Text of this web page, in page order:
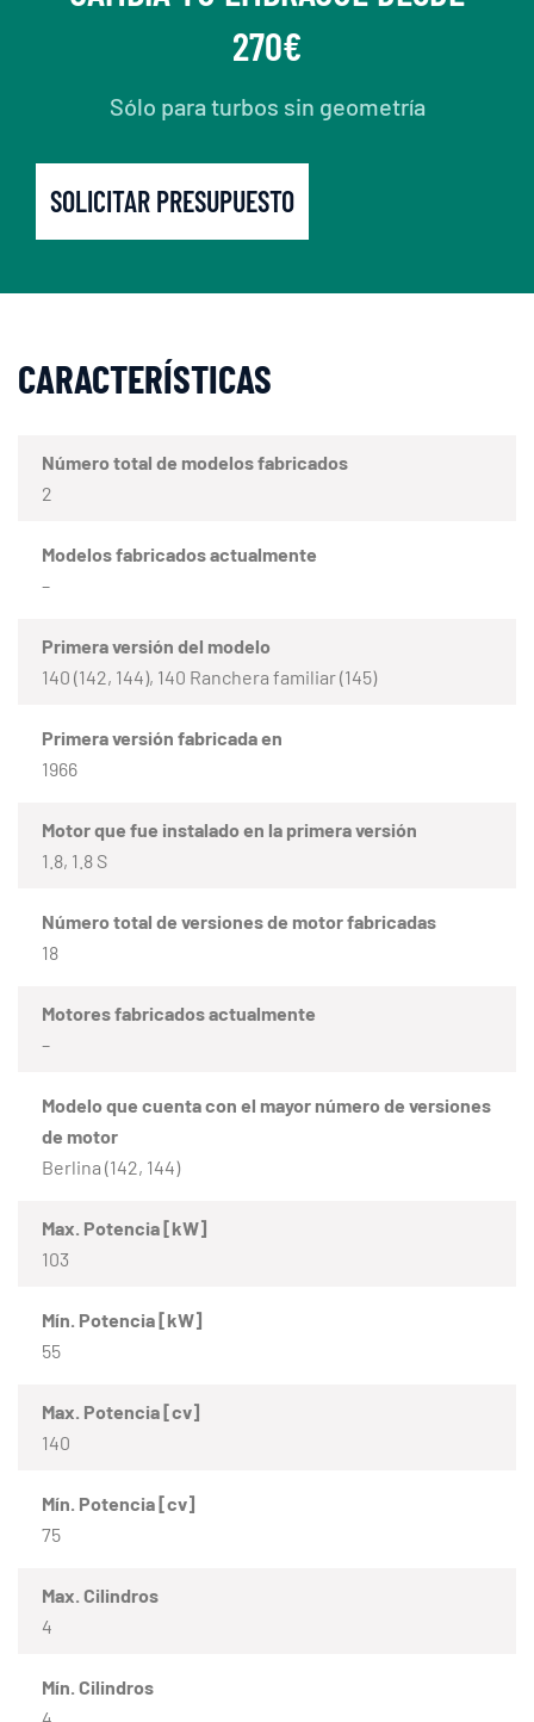
270€
Sólo para turbos sin geometría
SOLICITAR PRESUPUESTO
CARACTERÍSTICAS
Número total de modelos fabricados
2
Modelos fabricados actualmente
–
Primera versión del modelo
140 (142, 144), 140 Ranchera familiar (145)
Primera versión fabricada en
1966
Motor que fue instalado en la primera versión
1.8, 1.8 S
Número total de versiones de motor fabricadas
18
Motores fabricados actualmente
–
Modelo que cuenta con el mayor número de versiones
de motor
Berlina (142, 144)
Max. Potencia [kW]
103
Mín. Potencia [kW]
55
Max. Potencia [cv]
140
Mín. Potencia [cv]
75
Max. Cilindros
4
Mín. Cilindros
4